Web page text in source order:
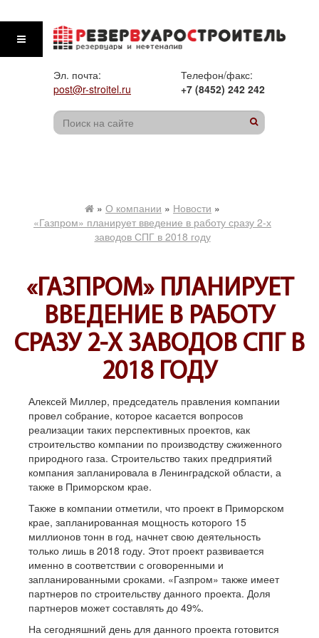
Эл. почта:
post@r-stroitel.ru
Телефон/факс:
+7 (8452) 242 242
» О компании » Новости »
«Газпром» планирует введение в работу сразу 2-х
заводов СПГ в 2018 году
«ГАЗПРОМ» ПЛАНИРУЕТ
ВВЕДЕНИЕ В РАБОТУ
СРАЗУ 2-Х ЗАВОДОВ СПГ В
2018 ГОДУ
Алексей Миллер, председатель правления компании
провел собрание, которое касается вопросов
реализации таких перспективных проектов, как
строительство компании по производству сжиженного
природного газа. Строительство таких предприятий
компания запланировала в Ленинградской области, а
также в Приморском крае.
Также в компании отметили, что проект в Приморском
крае, запланированная мощность которого 15
миллионов тонн в год, начнет свою деятельность
только лишь в 2018 году. Этот проект развивается
именно в соответствии с оговоренными и
запланированными сроками. «Газпром» также имеет
партнеров по строительству данного проекта. Доля
партнеров может составлять до 49%.
На сегодняшний день для данного проекта готовится